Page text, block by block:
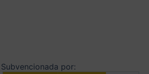
por: